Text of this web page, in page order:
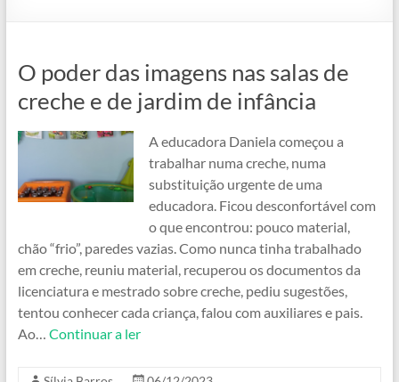
O poder das imagens nas salas de
creche e de jardim de infância
A educadora Daniela começou a
trabalhar numa creche, numa
substituição urgente de uma
educadora. Ficou desconfortável com
o que encontrou: pouco material,
chão “frio”, paredes vazias. Como nunca tinha trabalhado
em creche, reuniu material, recuperou os documentos da
licenciatura e mestrado sobre creche, pediu sugestões,
tentou conhecer cada criança, falou com auxiliares e pais.
Ao… Continuar a ler